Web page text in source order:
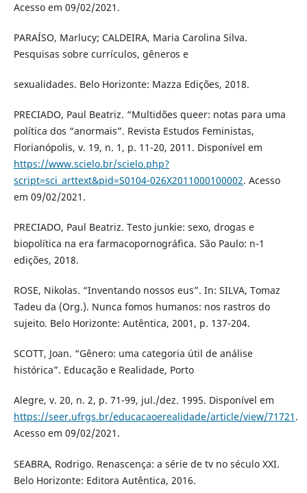
Acesso em 09/02/2021.
PARAÍSO, Marlucy; CALDEIRA, Maria Carolina Silva.
Pesquisas sobre currículos, gêneros e
sexualidades. Belo Horizonte: Mazza Edições, 2018.
PRECIADO, Paul Beatriz. “Multidões queer: notas para uma
política dos “anormais”. Revista Estudos Feministas,
Florianópolis, v. 19, n. 1, p. 11-20, 2011. Disponível em
https://www.scielo.br/scielo.php?
script=sci_arttext&pid=S0104-026X2011000100002. Acesso
em 09/02/2021.
PRECIADO, Paul Beatriz. Testo junkie: sexo, drogas e
biopolítica na era farmacopornográfica. São Paulo: n-1
edições, 2018.
ROSE, Nikolas. “Inventando nossos eus”. In: SILVA, Tomaz
Tadeu da (Org.). Nunca fomos humanos: nos rastros do
sujeito. Belo Horizonte: Autêntica, 2001, p. 137-204.
SCOTT, Joan. “Gênero: uma categoria útil de análise
histórica”. Educação e Realidade, Porto
Alegre, v. 20, n. 2, p. 71-99, jul./dez. 1995. Disponível em
https://seer.ufrgs.br/educacaoerealidade/article/view/71721 .
Acesso em 09/02/2021.
SEABRA, Rodrigo. Renascença: a série de tv no século XXI.
Belo Horizonte: Editora Autêntica, 2016.